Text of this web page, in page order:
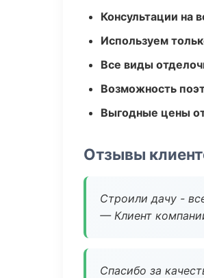
Консультации на
Используем
Все виды
Возможность
Выгодные цены
Отзывы
Строили дачу -
— Клиент
Спасибо за